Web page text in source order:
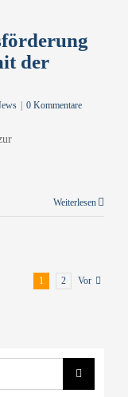
der
0 Kommentare
Weiterlesen
1 2 Vor